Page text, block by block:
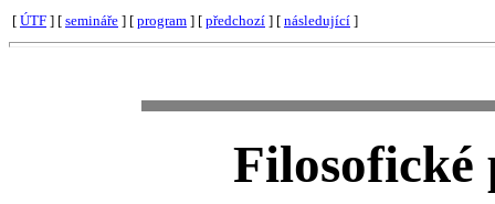
[ ÚTF ] [ semináře ] [ program ] [ předchozí ] [ následující ]
Filosofické